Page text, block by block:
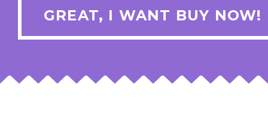
GREAT, I WANT BUY NOW!